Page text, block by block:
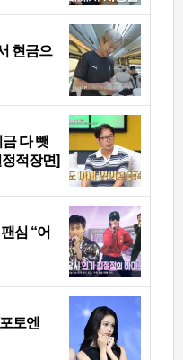
현금으
다 뺏
적장면]
심 “어
토엔